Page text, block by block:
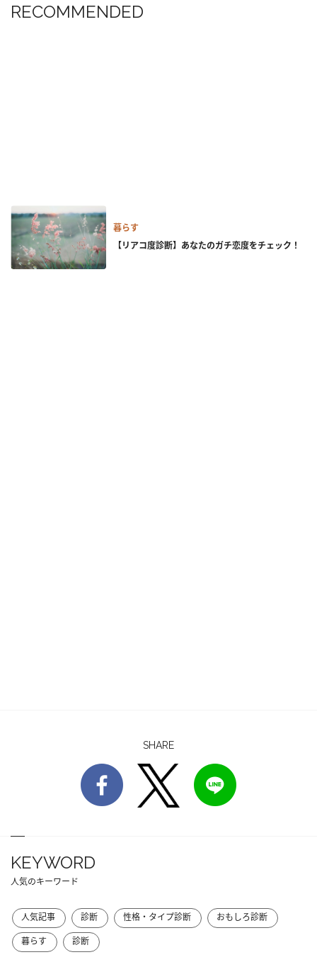
RECOMMENDED
暮らす
【リアコ度診断】あなたのガチ恋度をチェック！
SHARE
KEYWORD
人気のキーワード
人気記事 診断 性格・タイプ診断
おもしろ診断
暮らす
診断